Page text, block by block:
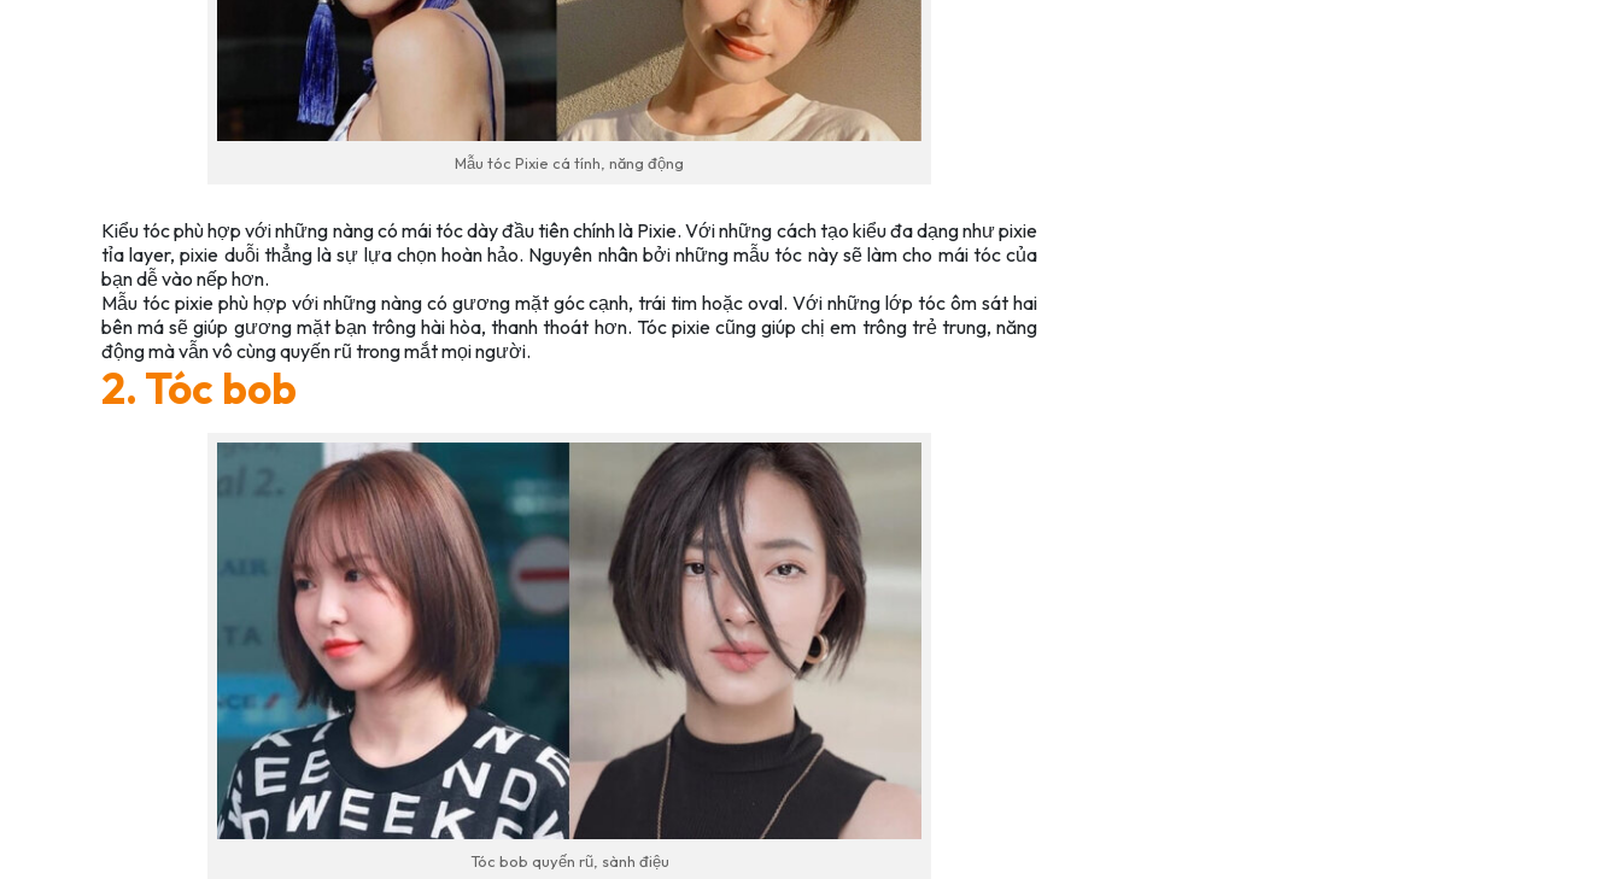
Mẫu tóc Pixie cá tính, năng động
Kiểu tóc phù hợp với những nàng có mái tóc dày đầu tiên chính là Pixie. Với những cách tạo kiểu đa dạng như pixie
tỉa layer, pixie duỗi thẳng là sự lựa chọn hoàn hảo. Nguyên nhân bởi những mẫu tóc này sẽ làm cho mái tóc của
bạn dễ vào nếp hơn.
Mẫu tóc pixie phù hợp với những nàng có gương mặt góc cạnh, trái tim hoặc oval. Với những lớp tóc ôm sát hai
bên má sẽ giúp gương mặt bạn trông hài hòa, thanh thoát hơn. Tóc pixie cũng giúp chị em trông trẻ trung, năng
động mà vẫn vô cùng quyến rũ trong mắt mọi người.
2. Tóc bob
Tóc bob quyến rũ, sành điệu